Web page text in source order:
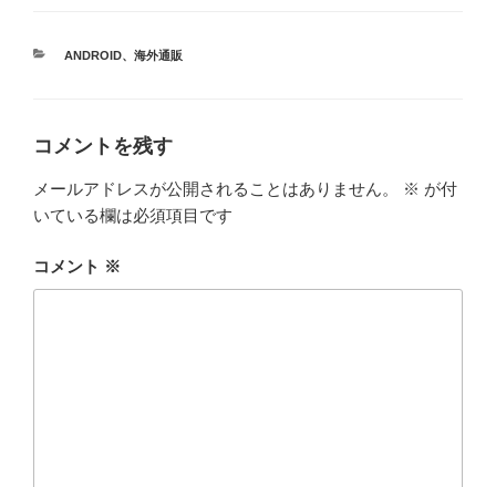
カ
ANDROID、 海外通販
コメントを残す
メールアドレスが公開されることはありません。 ※ が付
いている欄は必須項目です
コメント ※